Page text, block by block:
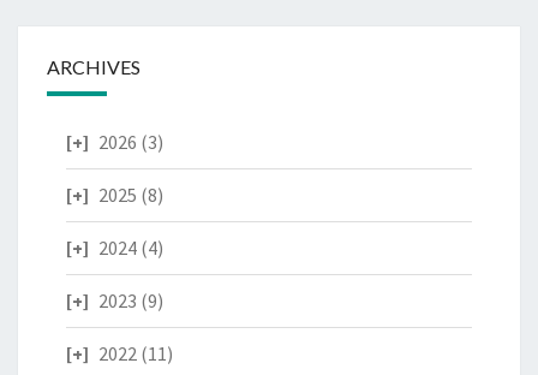
ARCHIVES
2026 (3)
2025 (8)
2024 (4)
2023 (9)
2022 (11)